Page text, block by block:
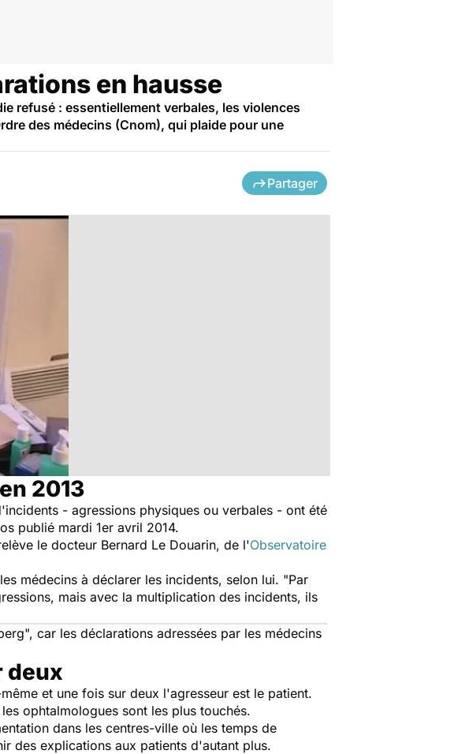
en hausse
refusé : essentiellement verbales, les violences
des médecins (Cnom), qui plaide pour une
Partager
2013
- agressions physiques ou verbales - ont été
publié mardi 1er avril 2014.
le docteur Bernard Le Douarin, de l'Observatoire
médecins à déclarer les incidents, selon lui. "Par
mais avec la multiplication des incidents, ils
car les déclarations adressées par les médecins
deux
et une fois sur deux l'agresseur est le patient.
ophtalmologues sont les plus touchés.
dans les centres-ville où les temps de
des explications aux patients d'autant plus.